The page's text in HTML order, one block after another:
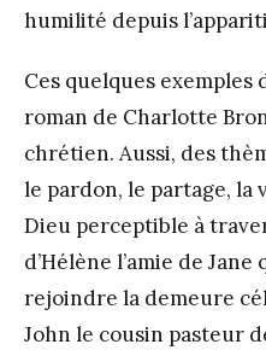
humilité depuis
Ces quelques
roman de Charlotte
chrétien. Aussi, des
le pardon, le partage, la
Dieu perceptible à
d’Hélène l’amie de
rejoindre la demeure
John le cousin pasteur